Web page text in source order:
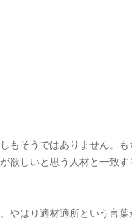
もそうではありません。
欲しいと思う人材と一致す
やはり適材適所という言葉